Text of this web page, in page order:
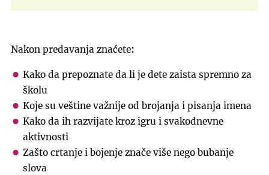
Nakon predavanja znaćete:
Kako da prepoznate da li je dete zaista spremno za
školu
Koje su veštine važnije od brojanja i pisanja imena
Kako da ih razvijate kroz igru i svakodnevne
aktivnosti
Zašto crtanje i bojenje znače više nego bubanje
slova